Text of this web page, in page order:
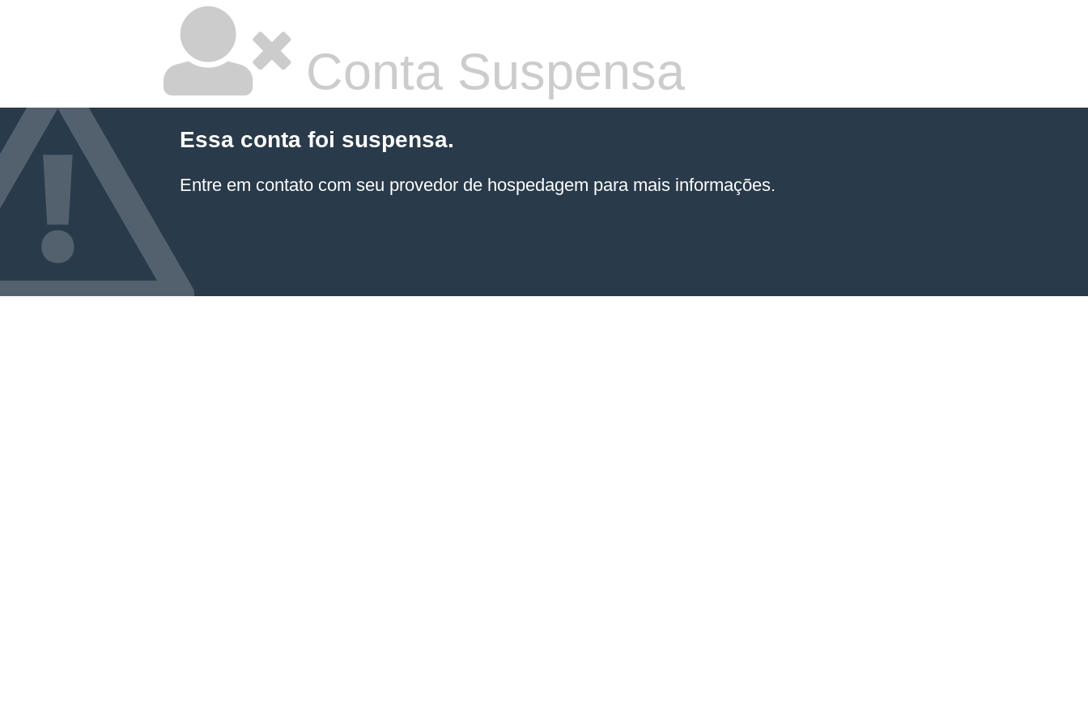
Conta Suspensa
Essa conta foi suspensa.
Entre em contato com seu provedor de hospedagem para mais informações.